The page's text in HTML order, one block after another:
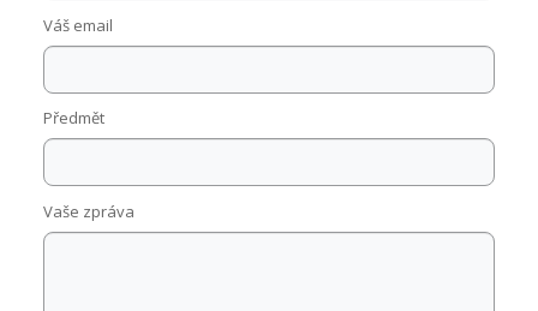
Váš email
Předmět
Vaše zpráva